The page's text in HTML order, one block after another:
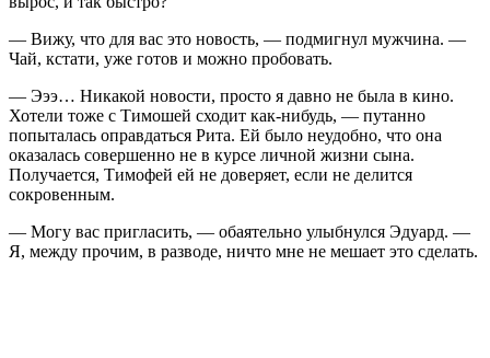
— Вижу, что для вас это новость, — подмигнул мужчина. —
Чай, кстати, уже готов и можно пробовать.
— Эээ… Никакой новости, просто я давно не была в кино.
Хотели тоже с Тимошей сходит как-нибудь, — путанно
попыталась оправдаться Рита. Ей было неудобно, что она
оказалась совершенно не в курсе личной жизни сына.
Получается, Тимофей ей не доверяет, если не делится
сокровенным.
— Могу вас пригласить, — обаятельно улыбнулся Эдуард. —
Я, между прочим, в разводе, ничто мне не мешает это сделать.